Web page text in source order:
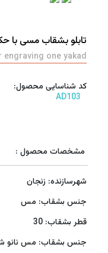
تابلو بشقاب مسی با
one yakad
کد شناسایی محصول:
AD103
مشخصات محصول :
شهرسازنده: زنجان
جنس بشقاب: مس
قطر بشقاب: 30
جنس بشقاب: مس نانو